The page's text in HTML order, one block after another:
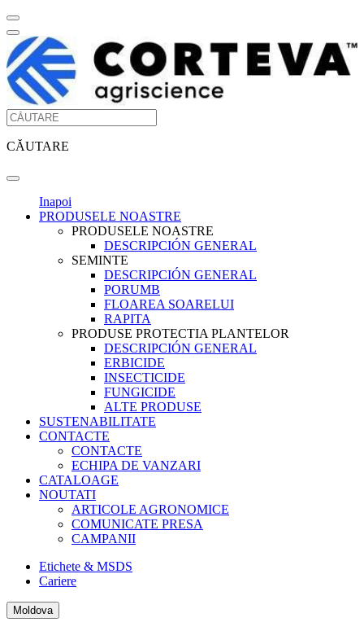
CĂUTARE
Inapoi
PRODUSELE NOASTRE
PRODUSELE NOASTRE
DESCRIPCIÓN GENERAL
SEMINTE
DESCRIPCIÓN GENERAL
PORUMB
FLOAREA SOARELUI
RAPITA
PRODUSE PROTECTIA PLANTELOR
DESCRIPCIÓN GENERAL
ERBICIDE
INSECTICIDE
FUNGICIDE
ALTE PRODUSE
SUSTENABILITATE
CONTACTE
CONTACTE
ECHIPA DE VANZARI
CATALOAGE
NOUTATI
ARTICOLE AGRONOMICE
COMUNICATE PRESA
CAMPANII
Etichete & MSDS
Cariere
Moldova